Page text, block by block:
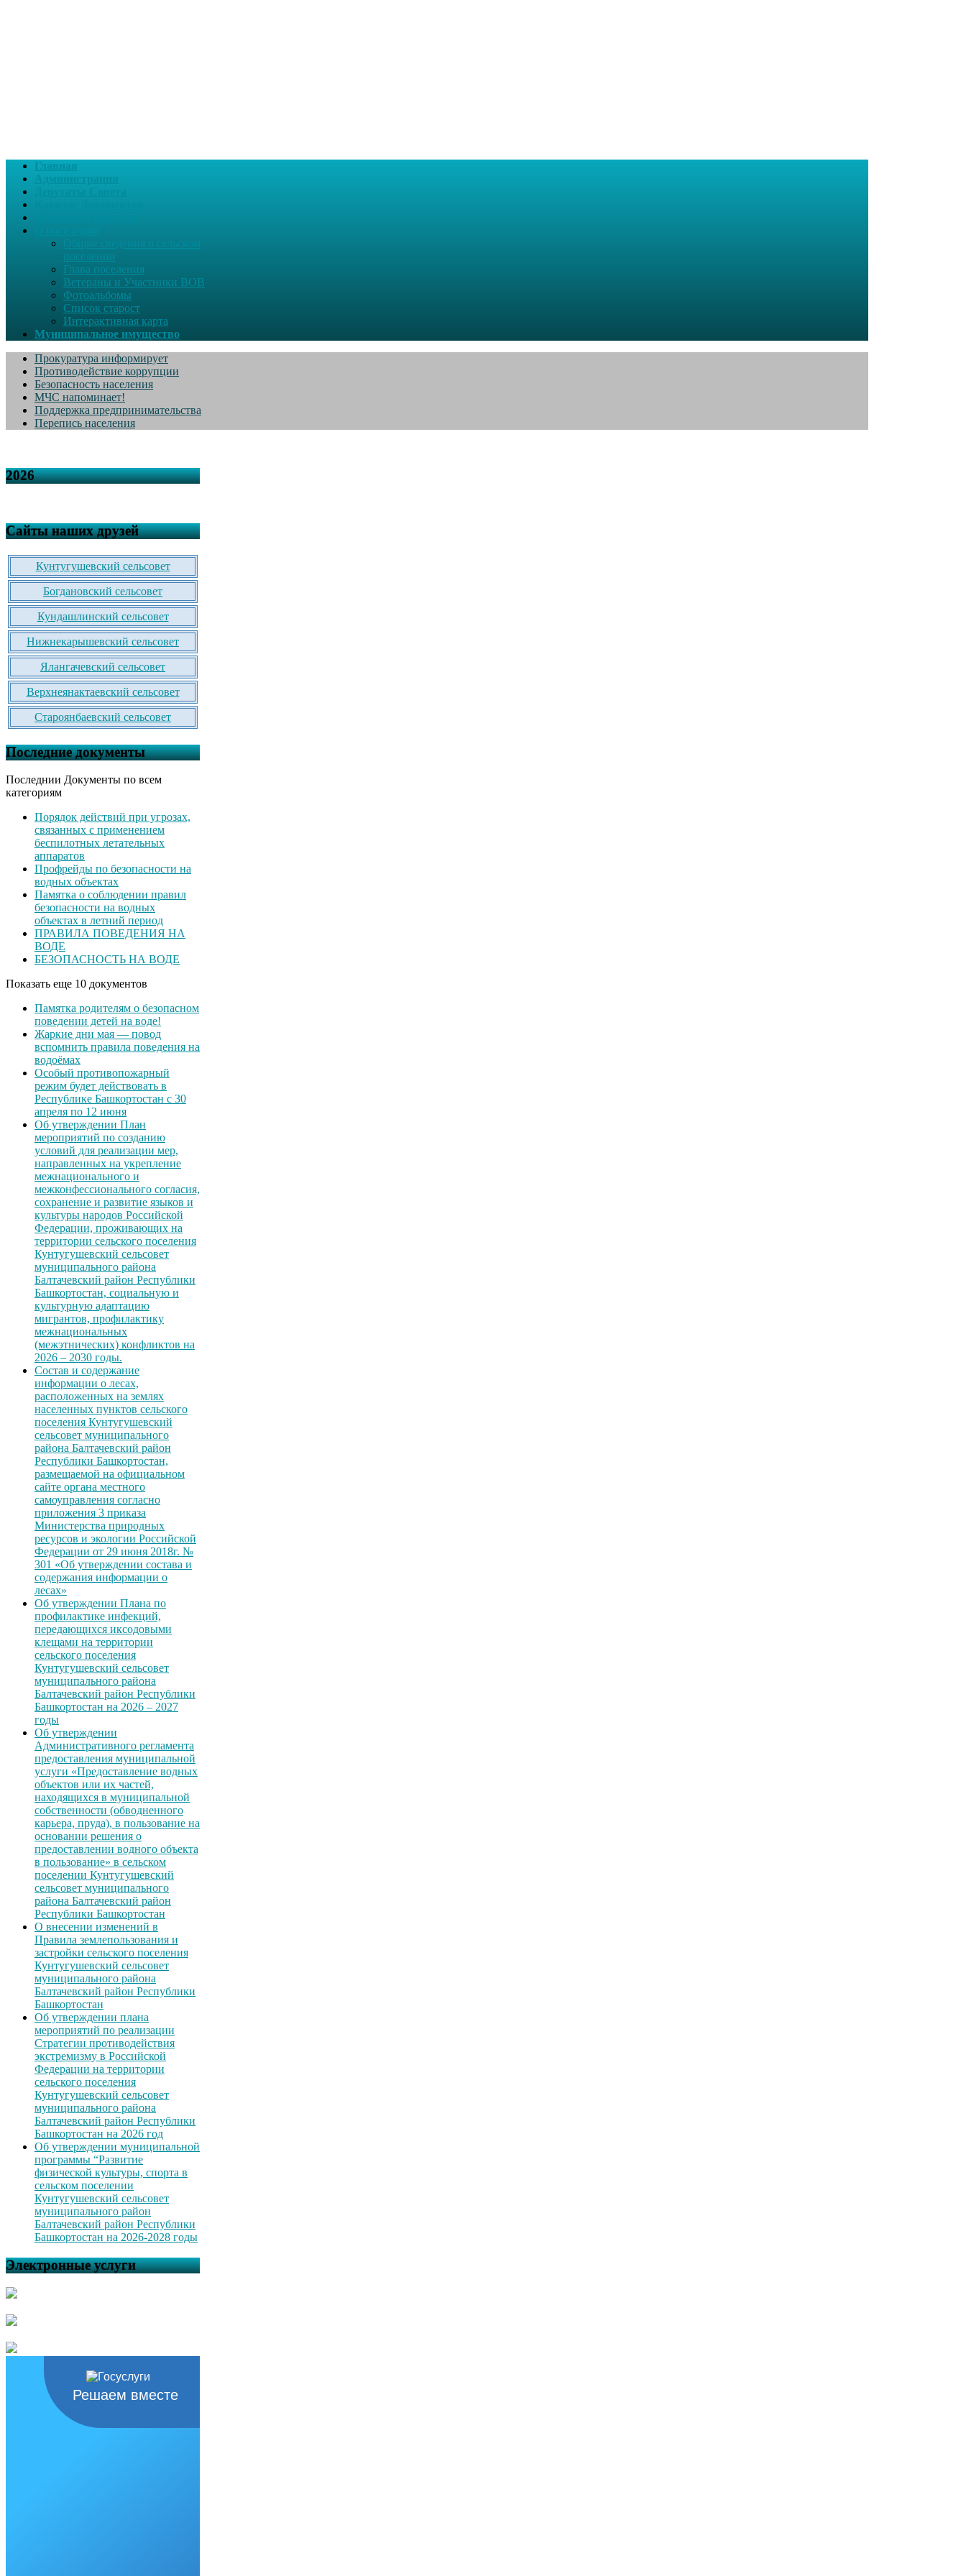
Главная
поселении
Глава поселения
Ветераны и Участники ВОВ
Фотоальбомы
Список старост
Интерактивная карта
Муниципальное имущество
Прокуратура информирует
Противодействие коррупции
Безопасность населения
МЧС напоминает!
Поддержка предпринимательства
Перепись населения
2026
Сайты наших друзей
Кунтугушевский сельсовет
Богдановский сельсовет
Кундашлинский сельсовет
Нижнекарышевский сельсовет
Ялангачевский сельсовет
Верхнеянактаевский сельсовет
Староянбаевский сельсовет
Последние документы
Последнии Документы по всем
категориям
Порядок действий при угрозах,
связанных с применением
беспилотных летательных
аппаратов
Профрейды по безопасности на
водных объектах
Памятка о соблюдении правил
безопасности на водных
объектах в летний период
ПРАВИЛА ПОВЕДЕНИЯ НА
ВОДЕ
БЕЗОПАСНОСТЬ НА ВОДЕ
Показать еще 10 документов
Памятка родителям о безопасном
поведении детей на воде!
Жаркие дни мая — повод
вспомнить правила поведения на
водоёмах
Особый противопожарный
режим будет действовать в
Республике Башкортостан с 30
апреля по 12 июня
Об утверждении План
мероприятий по созданию
условий для реализации мер,
направленных на укрепление
межнационального и
межконфессионального согласия,
сохранение и развитие языков и
культуры народов Российской
Федерации, проживающих на
территории сельского поселения
Кунтугушевский сельсовет
муниципального района
Балтачевский район Республики
Башкортостан, социальную и
культурную адаптацию
мигрантов, профилактику
межнациональных
(межэтнических) конфликтов на
2026 – 2030 годы.
Состав и содержание
информации о лесах,
расположенных на землях
населенных пунктов сельского
поселения Кунтугушевский
сельсовет муниципального
района Балтачевский район
Республики Башкортостан,
размещаемой на официальном
сайте органа местного
самоуправления согласно
приложения 3 приказа
Министерства природных
ресурсов и экологии Российской
Федерации от 29 июня 2018г. №
301 «Об утверждении состава и
содержания информации о
лесах»
Об утверждении Плана по
профилактике инфекций,
передающихся иксодовыми
клещами на территории
сельского поселения
Кунтугушевский сельсовет
муниципального района
Балтачевский район Республики
Башкортостан на 2026 – 2027
годы
Об утверждении
Административного регламента
предоставления муниципальной
услуги «Предоставление водных
объектов или их частей,
находящихся в муниципальной
собственности (обводненного
карьера, пруда), в пользование на
основании решения о
предоставлении водного объекта
в пользование» в сельском
поселении Кунтугушевский
сельсовет муниципального
района Балтачевский район
Республики Башкортостан
О внесении изменений в
Правила землепользования и
застройки сельского поселения
Кунтугушевский сельсовет
муниципального района
Балтачевский район Республики
Башкортостан
Об утверждении плана
мероприятий по реализации
Стратегии противодействия
экстремизму в Российской
Федерации на территории
сельского поселения
Кунтугушевский сельсовет
муниципального района
Балтачевский район Республики
Башкортостан на 2026 год
Об утверждении муниципальной
программы “Развитие
физической культуры, спорта в
сельском поселении
Кунтугушевский сельсовет
муниципального район
Балтачевский район Республики
Башкортостан на 2026-2028 годы
Электронные услуги
Решаем вместе